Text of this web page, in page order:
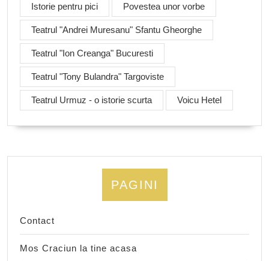
Istorie pentru pici Povestea unor vorbe
Teatrul "Andrei Muresanu" Sfantu Gheorghe
Teatrul "Ion Creanga" Bucuresti
Teatrul "Tony Bulandra" Targoviste
Teatrul Urmuz - o istorie scurta Voicu Hetel
PAGINI
Contact
Mos Craciun la tine acasa